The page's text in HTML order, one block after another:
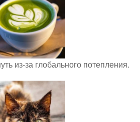
из-за глобального потепления.